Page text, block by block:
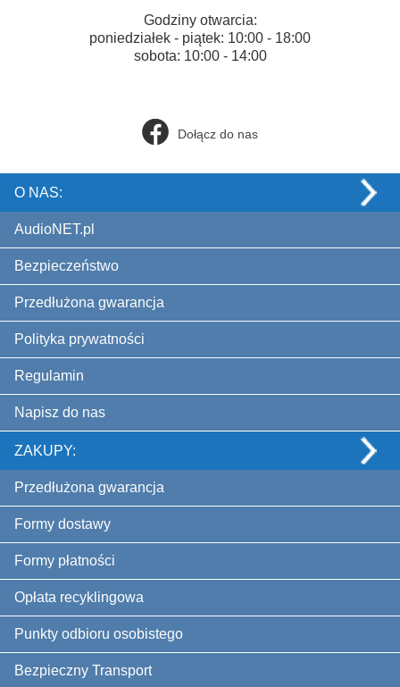
Godziny otwarcia:
poniedziałek - piątek: 10:00 - 18:00
sobota: 10:00 - 14:00
Dołącz do nas
O NAS:
AudioNET.pl
Bezpieczeństwo
Przedłużona gwarancja
Polityka prywatności
Regulamin
Napisz do nas
ZAKUPY:
Przedłużona gwarancja
Formy dostawy
Formy płatności
Opłata recyklingowa
Punkty odbioru osobistego
Bezpieczny Transport